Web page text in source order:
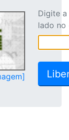
Digite
lado no